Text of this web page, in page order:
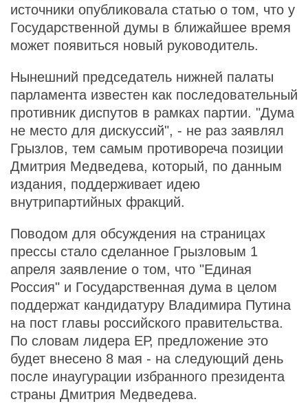
источники опубликовала статью о том, что у
Государственной думы в ближайшее время
может появиться новый руководитель.
Нынешний председатель нижней палаты
парламента известен как последовательный
противник диспутов в рамках партии. "Дума
не место для дискуссий", - не раз заявлял
Грызлов, тем самым противореча позиции
Дмитрия Медведева, который, по данным
издания, поддерживает идею
внутрипартийных фракций.
Поводом для обсуждения на страницах
прессы стало сделанное Грызловым 1
апреля заявление о том, что "Единая
Россия" и Государственная дума в целом
поддержат кандидатуру Владимира Путина
на пост главы российского правительства.
По словам лидера ЕР, предложение это
будет внесено 8 мая - на следующий день
после инаугурации избранного президента
страны Дмитрия Медведева.